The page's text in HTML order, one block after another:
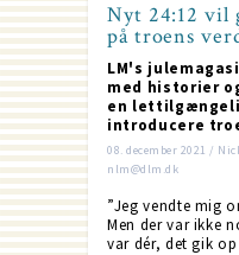
Nyt 24:12 vil
på troens
LM's
med historier
en
introducere
08. december 2021 /
nlm@dlm.dk
”Jeg vendte mig
Men der var ikke
var dér, det gik